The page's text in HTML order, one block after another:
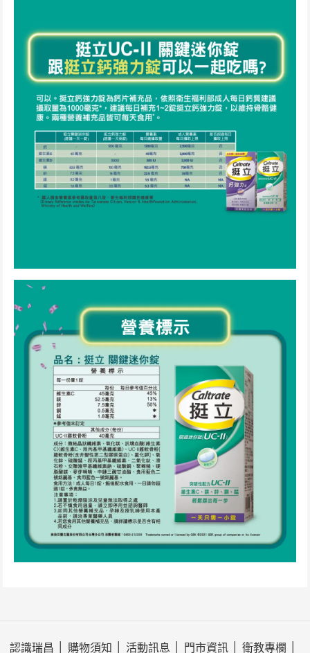
認識瑞昌 購物須知 活動訊息 門市資訊 衛教專欄